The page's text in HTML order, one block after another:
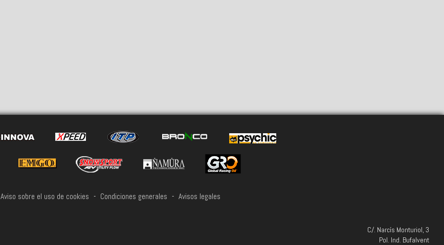
Aviso sobre el uso de cookies - Condiciones generales - Avisos legales
C/. Narcís Monturiol, 3
Pol. Ind. Bufalvent